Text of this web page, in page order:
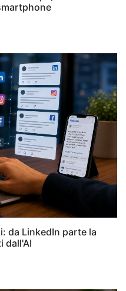
da LinkedIn parte la
dall'AI